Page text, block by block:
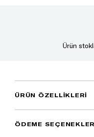
Ürün
ÜRÜN ÖZELLIKLERI
ÖDEME